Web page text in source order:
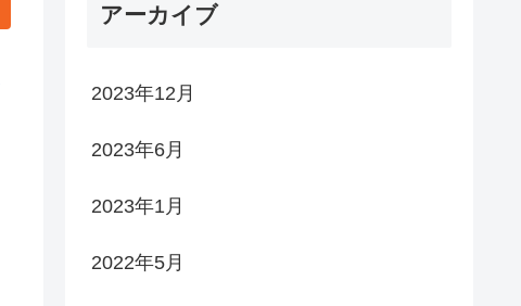
アーカイブ
2023年12月
2023年6月
2023年1月
2022年5月